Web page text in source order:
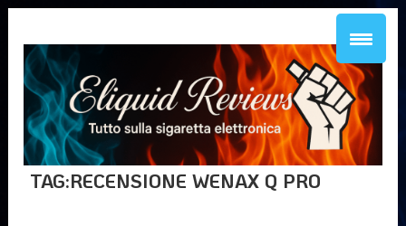
TAG:RECENSIONE WENAX Q PRO